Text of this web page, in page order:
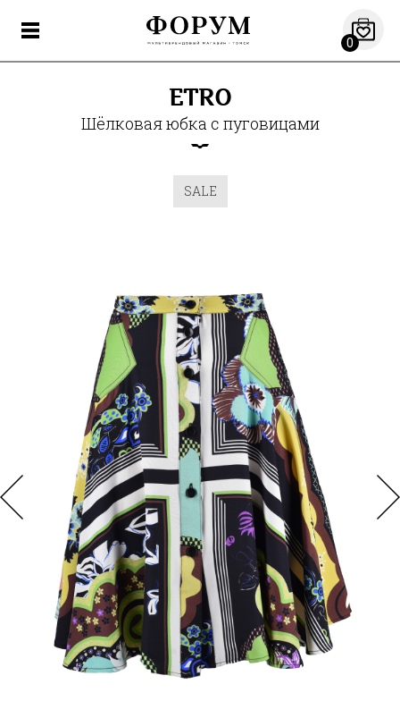
0
ETRO
Шёлковая юбка с пуговицами
SALE